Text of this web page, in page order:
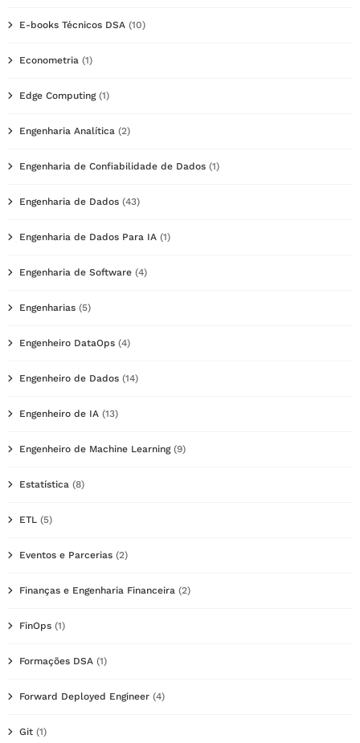
E-books Técnicos DSA (10)
Econometria (1)
Edge Computing(1)
Engenharia Analítica (2)
Engenharia de Confiabilidade de Dados (1)
Engenharia de Dados (43)
Engenharia de Dados Para IA (1)
Engenharia de Software (4)
Engenharias (5)
Engenheiro DataOps (4)
Engenheiro de Dados (14)
Engenheiro de IA (13)
Engenheiro de Machine Learning(9)
Estatística (8)
ETL (5)
Eventos e Parcerias (2)
Finanças e Engenharia Financeira (2)
FinOps (1)
Formações DSA (1)
Forward Deployed Engineer (4)
Git (1)